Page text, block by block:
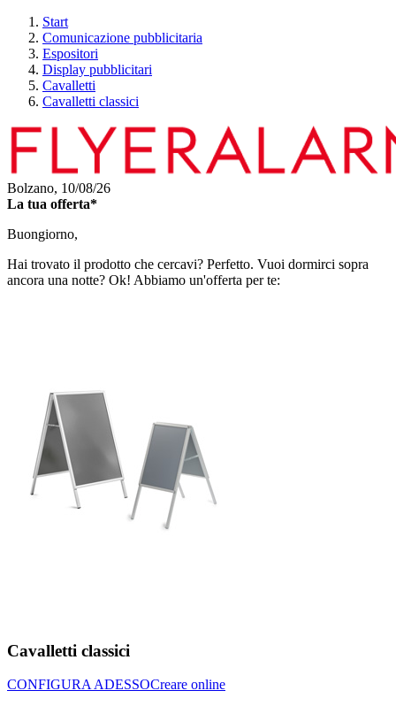
Start
Comunicazione pubblicitaria
Espositori
Display pubblicitari
Cavalletti
Cavalletti classici
Bolzano, 10/08/26
La tua offerta*
Buongiorno,
Hai trovato il prodotto che cercavi? Perfetto. Vuoi dormirci sopra
ancora una notte? Ok! Abbiamo un'offerta per te:
Cavalletti classici
CONFIGURA ADESSOCreare online